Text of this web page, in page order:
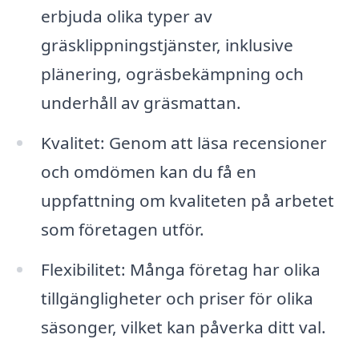
erbjuda olika typer av
gräsklippningstjänster, inklusive
plänering, ogräsbekämpning och
underhåll av gräsmattan.
Kvalitet: Genom att läsa recensioner
och omdömen kan du få en
uppfattning om kvaliteten på arbetet
som företagen utför.
Flexibilitet: Många företag har olika
tillgängligheter och priser för olika
säsonger, vilket kan påverka ditt val.